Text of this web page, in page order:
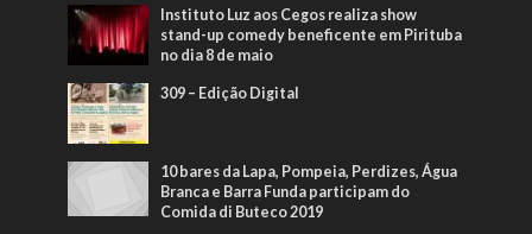
Instituto Luz aos Cegos realiza show
stand-up comedy beneficente em Pirituba
no dia 8 de maio
309 – Edição Digital
10 bares da Lapa, Pompeia, Perdizes, Água
Branca e Barra Funda participam do
Comida di Buteco 2019